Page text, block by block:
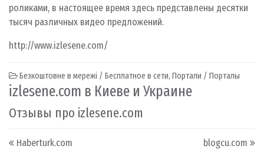
роликами, в настоящее время здесь представлены десятки
тысяч различных видео предложений.
http://www.izlesene.com/
Безкоштовне в мережі / Бесплатное в сети, Портали / Порталы
izlesene.com в Киеве и Украине
Отзывы про izlesene.com
Post navigation
Haberturk.com blogcu.com